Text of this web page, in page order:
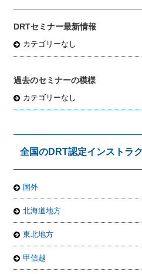
DRTセミナー最新情報
カテゴリーなし
過去のセミナーの模様
カテゴリーなし
全国のDRT認定インストラ
国外
北海道地方
東北地方
甲信越